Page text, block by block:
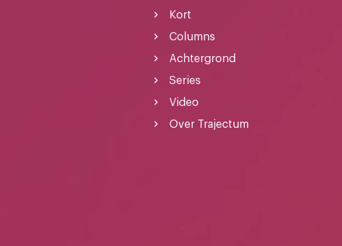
Kort
Columns
Achtergrond
Series
Video
Over Trajectum